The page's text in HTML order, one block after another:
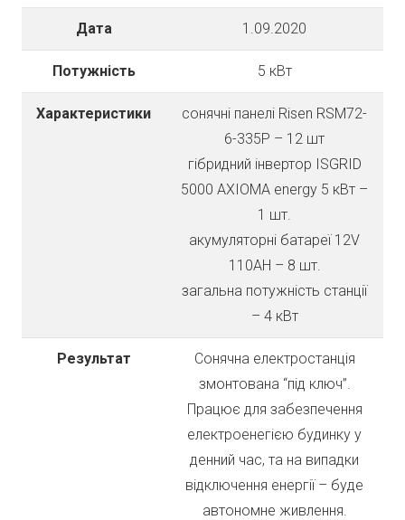
Дата 1.09.2020
Потужність 5 кВт
Характеристики
cонячні панелі Risen RSM72-
6-335P – 12 шт
гібридний інвертор ISGRID
5000 AXIOMA energy 5 кВт –
1 шт.
акумуляторні батареї 12V
110AH – 8 шт.
загальна потужність станції
– 4 кВт
Результат
Сонячна електростанція
змонтована “під ключ”.
Працює для забезпечення
електроенегією будинку у
денний час, та на випадки
відключення енергії – буде
автономне живлення.